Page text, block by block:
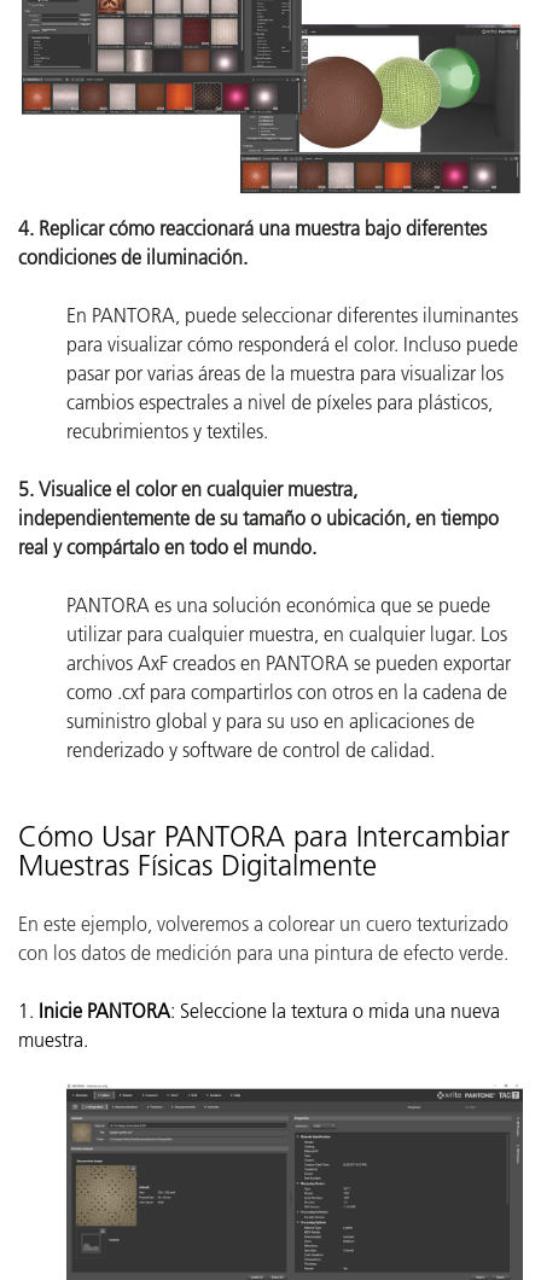
4. Replicar cómo reaccionará una muestra bajo diferentes
condiciones de iluminación.
En PANTORA, puede seleccionar diferentes iluminantes
para visualizar cómo responderá el color. Incluso puede
pasar por varias áreas de la muestra para visualizar los
cambios espectrales a nivel de píxeles para plásticos,
recubrimientos y textiles.
5. Visualice el color en cualquier muestra,
independientemente de su tamaño o ubicación, en tiempo
real y compártalo en todo el mundo.
PANTORA es una solución económica que se puede
utilizar para cualquier muestra, en cualquier lugar. Los
archivos AxF creados en PANTORA se pueden exportar
como .cxf para compartirlos con otros en la cadena de
suministro global y para su uso en aplicaciones de
renderizado y software de control de calidad.
Cómo Usar PANTORA para Intercambiar
Muestras Físicas Digitalmente
En este ejemplo, volveremos a colorear un cuero texturizado
con los datos de medición para una pintura de efecto verde.
1. Inicie PANTORA: Seleccione la textura o mida una nueva
muestra.